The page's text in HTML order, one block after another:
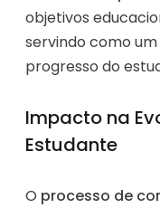
objetivos
servindo como
progresso do
Impacto na
Estudante
O processo de